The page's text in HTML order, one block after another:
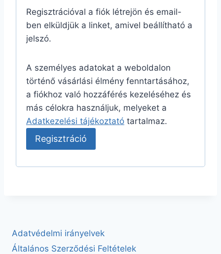
e
ő
Regisztrációval a fiók létrejön és email-
ben elküldjük a linket, amivel beállítható a
jelszó.
A személyes adatokat a weboldalon
történő vásárlási élmény fenntartásához,
a fiókhoz való hozzáférés kezeléséhez és
más célokra használjuk, melyeket a
Adatkezelési tájékoztató tartalmaz.
Regisztráció
Adatvédelmi irányelvek
Általános Szerződési Feltételek